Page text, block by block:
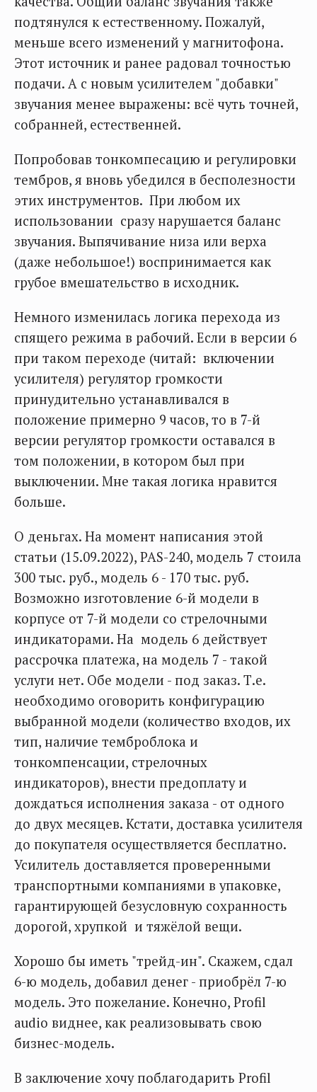
подтянулся к естественному. Пожалуй,
меньше всего изменений у магнитофона.
Этот источник и ранее радовал точностью
подачи. А с новым усилителем "добавки"
звучания менее выражены: всё чуть точней,
собранней, естественней.
Попробовав тонкомпесацию и регулировки
тембров, я вновь убедился в бесполезности
этих инструментов. При любом их
использовании сразу нарушается баланс
звучания. Выпячивание низа или верха
(даже небольшое!) воспринимается как
грубое вмешательство в исходник.
Немного изменилась логика перехода из
спящего режима в рабочий. Если в версии 6
при таком переходе (читай: включении
усилителя) регулятор громкости
принудительно устанавливался в
положение примерно 9 часов, то в 7-й
версии регулятор громкости оставался в
том положении, в котором был при
выключении. Мне такая логика нравится
больше.
О деньгах. На момент написания этой
статьи (15.09.2022), PAS-240, модель 7 стоила
300 тыс. руб., модель 6 - 170 тыс. руб.
Возможно изготовление 6-й модели в
корпусе от 7-й модели со стрелочными
индикаторами. На модель 6 действует
рассрочка платежа, на модель 7 - такой
услуги нет. Обе модели - под заказ. Т.е.
необходимо оговорить конфигурацию
выбранной модели (количество входов, их
тип, наличие темброблока и
тонкомпенсации, стрелочных
индикаторов), внести предоплату и
дождаться исполнения заказа - от одного
до двух месяцев. Кстати, доставка усилителя
до покупателя осуществляется бесплатно.
Усилитель доставляется проверенными
транспортными компаниями в упаковке,
гарантирующей безусловную сохранность
дорогой, хрупкой и тяжёлой вещи.
Хорошо бы иметь "трейд-ин". Скажем, сдал
6-ю модель, добавил денег - приобрёл 7-ю
модель. Это пожелание. Конечно, Profil
audio виднее, как реализовывать свою
бизнес-модель.
В заключение хочу поблагодарить Profil